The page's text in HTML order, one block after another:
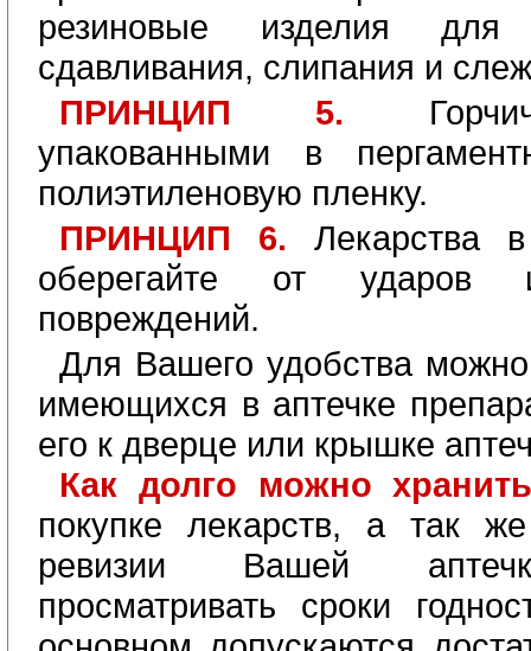
резиновые изделия для
сдавливания, слипания и
ПРИНЦИП 5.
упакованными в
полиэтиленовую пленку.
ПРИНЦИП 6. Лекарства
оберегайте от ударов
повреждений.
Для Вашего удобства можно
имеющихся в аптечке
его к дверце или крышке
Как долго можно
покупке лекарств, а так
ревизии Вашей
просматривать сроки